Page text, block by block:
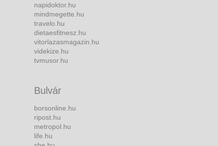
napidoktor.hu
mindmegette.hu
travelo.hu
dietaesfitnesz.hu
vitorlazasmagazin.hu
videkize.hu
tvmusor.hu
Bulvár
borsonline.hu
ripost.hu
metropol.hu
life.hu